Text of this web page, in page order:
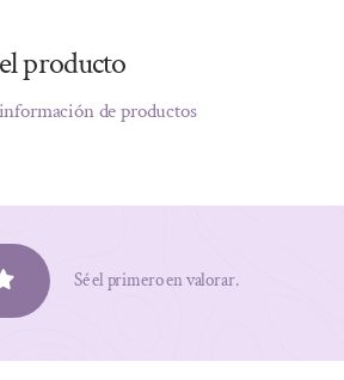
producto
información de productos
Sé el primero en valorar.